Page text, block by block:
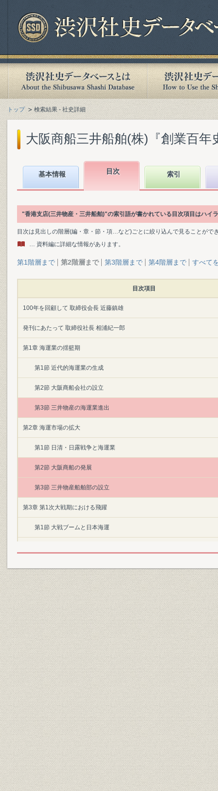
トップ 検索結果 - 社史詳細
大阪商船三井船舶(株)『創業百年
基本情報 目次 索引
"香港支店(三井物産・三井船舶)"の索引語が書かれている目次項目はハイ
目次は見出しの階層(編・章・節・項…など)ごとに絞り込んで見ることがで
… 資料編に詳細な情報があります。
第1階層まで 第2階層まで 第3階層まで 第4階層まで すべて
目次項目
100年を回顧して 取締役会長 近藤鎮雄
発刊にあたって 取締役社長 相浦紀一郎
第1章 海運業の揺籃期
第1節 近代的海運業の生成
第2節 大阪商船会社の設立
第3節 三井物産の海運業進出
第2章 海運市場の拡大
第1節 日清・日露戦争と海運業
第2節 大阪商船の発展
第3節 三井物産船舶部の設立
第3章 第1次大戦期における飛躍
第1節 大戦ブームと日本海運
第3節 三井物産船舶部の拡充
第4章 慢性不況下の海運
第1節 海運不況
第2節 大阪商船の積極策
第3節 三井物産船舶部のコモンキャリヤー化
第5章 日本海運業の躍進
第1節 日中戦争と海運
第2節 大阪商船の躍進
第3節 三井物産船舶部の飛躍
第6章 戦時統制下の海運
第1節 日本商船隊の崩壊
第2節 船舶運営会の活動